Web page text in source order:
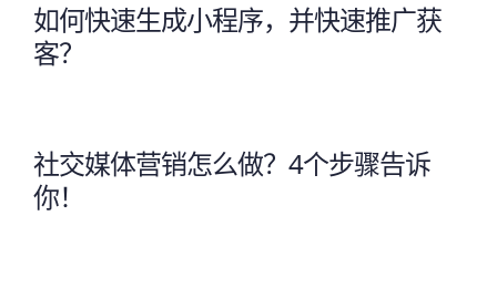
如何快速生成小程序，并快速推广获
客？
社交媒体营销怎么做？4个步骤告诉
你！